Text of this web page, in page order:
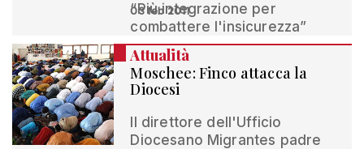
“Più integrazione per
combattere l'insicurezza”
03 feb 2011
Attualità
Moschee: Finco attacca la
Diocesi
Il direttore dell'Ufficio
Diocesano Migrantes padre